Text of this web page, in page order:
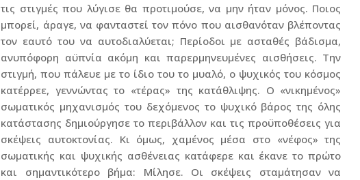
τις στιγμές που λύγισε θα προτιμούσε, να μην ήταν μόνος. Ποιος
μπορεί, άραγε, να φανταστεί τον πόνο που αισθανόταν βλέποντας
τον εαυτό του να αυτοδιαλύεται; Περίοδοι με ασταθές βάδισμα,
ανυπόφορη αϋπνία ακόμη και παρερμηνευμένες αισθήσεις. Την
στιγμή, που πάλευε με το ίδιο του το μυαλό, ο ψυχικός του κόσμος
κατέρρεε, γεννώντας το «τέρας» της κατάθλιψης. Ο «νικημένος»
σωματικός μηχανισμός του δεχόμενος το ψυχικό βάρος της όλης
κατάστασης δημιούργησε το περιβάλλον και τις προϋποθέσεις για
σκέψεις αυτοκτονίας. Κι όμως, χαμένος μέσα στο «νέφος» της
σωματικής και ψυχικής ασθένειας κατάφερε και έκανε το πρώτο
και σημαντικότερο βήμα: Μίλησε. Οι σκέψεις σταμάτησαν να